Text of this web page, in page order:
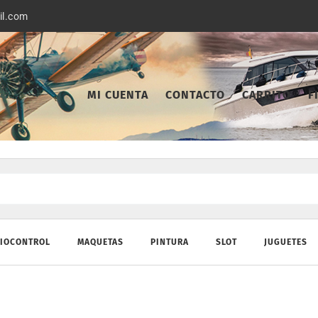
MI CUENTA CONTACTO CARRITO
MAQUETAS PINTURA SLOT JUGUETES